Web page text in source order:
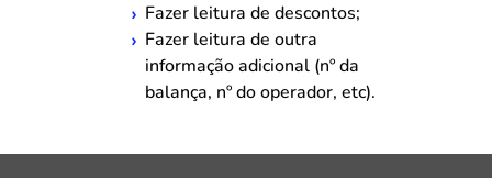
Fazer leitura de descontos;
Fazer leitura de outra
informação adicional (nº da
balança, nº do operador, etc).